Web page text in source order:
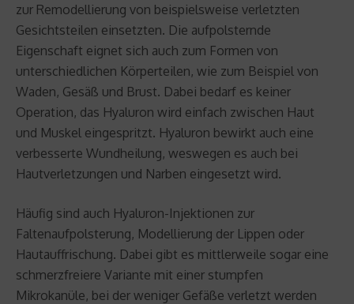
zur Remodellierung von beispielsweise verletzten
Gesichtsteilen einsetzten. Die aufpolsternde
Eigenschaft eignet sich auch zum Formen von
unterschiedlichen Körperteilen, wie zum Beispiel von
Waden, Gesäß und Brust. Dabei bedarf es keiner
Operation, das Hyaluron wird einfach zwischen Haut
und Muskel eingespritzt. Hyaluron bewirkt auch eine
verbesserte Wundheilung, weswegen es auch bei
Hautverletzungen und Narben eingesetzt wird.
Häufig sind auch Hyaluron-Injektionen zur
Faltenaufpolsterung, Modellierung der Lippen oder
Hautauffrischung. Dabei gibt es mittlerweile sogar eine
schmerzfreiere Variante mit einer stumpfen
Mikrokanüle, bei der weniger Gefäße verletzt werden